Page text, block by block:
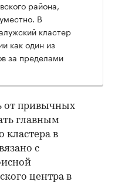
района,
В
кластер
как один из
за пределами
от привычных
главным
кластера в
с
центра в